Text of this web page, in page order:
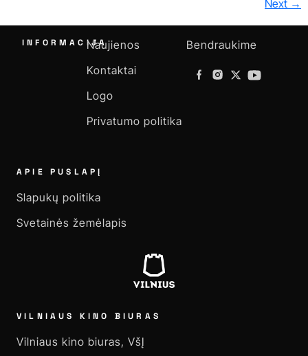
Next →
INFORMACIJANaujienos
Kontaktai
Logo
Privatumo politika
Bendraukime
APIE PUSLAPĮ
Slapukų politika
Svetainės žemėlapis
VILNIAUS KINO BIURAS
Vilniaus kino biuras, VšĮ